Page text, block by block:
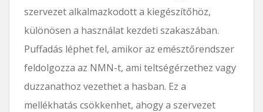
szervezet alkalmazkodott a kiegészítőhöz,
különösen a használat kezdeti szakaszában.
Puffadás léphet fel, amikor az emésztőrendszer
feldolgozza az NMN-t, ami teltségérzethez vagy
duzzanathoz vezethet a hasban. Ez a
mellékhatás csökkenhet, ahogy a szervezet